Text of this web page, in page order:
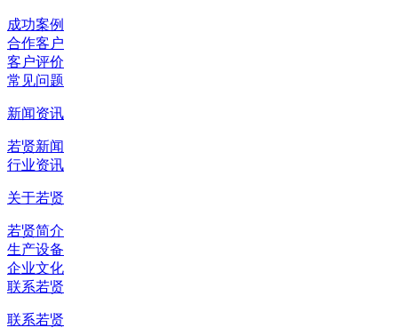
成功案例
合作客户
客户评价
常见问题
新闻资讯
若贤新闻
行业资讯
关于若贤
若贤简介
生产设备
企业文化
联系若贤
联系若贤